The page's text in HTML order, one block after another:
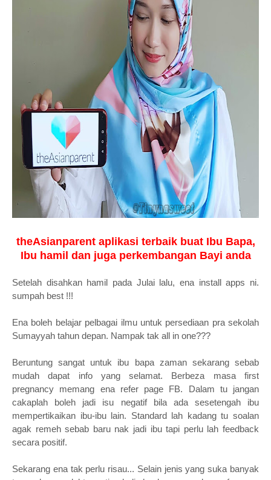
theAsianparent aplikasi terbaik buat Ibu Bapa,
Ibu hamil dan juga perkembangan Bayi anda
Setelah disahkan hamil pada Julai lalu, ena install apps ni.
sumpah best !!!
Ena boleh belajar pelbagai ilmu untuk persediaan pra sekolah
Sumayyah tahun depan. Nampak tak all in one???
Beruntung sangat untuk ibu bapa zaman sekarang sebab
mudah dapat info yang selamat. Berbeza masa first
pregnancy memang ena refer page FB. Dalam tu jangan
cakaplah boleh jadi isu negatif bila ada sesetengah ibu
mempertikaikan ibu-ibu lain. Standard lah kadang tu soalan
agak remeh sebab baru nak jadi ibu tapi perlu lah feedback
secara positif.
Sekarang ena tak perlu risau... Selain jenis yang suka banyak